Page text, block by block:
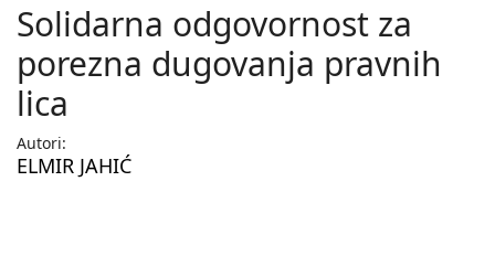
Solidarna odgovornost za
porezna dugovanja pravnih
lica
Autori:
ELMIR JAHIĆ